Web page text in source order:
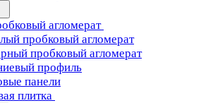
агломерат
пробковый агломерат
пробковый агломерат
профиль
панели
плитка